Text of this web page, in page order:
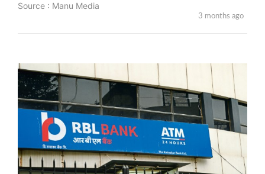
Source : Manu Media
3 months ago